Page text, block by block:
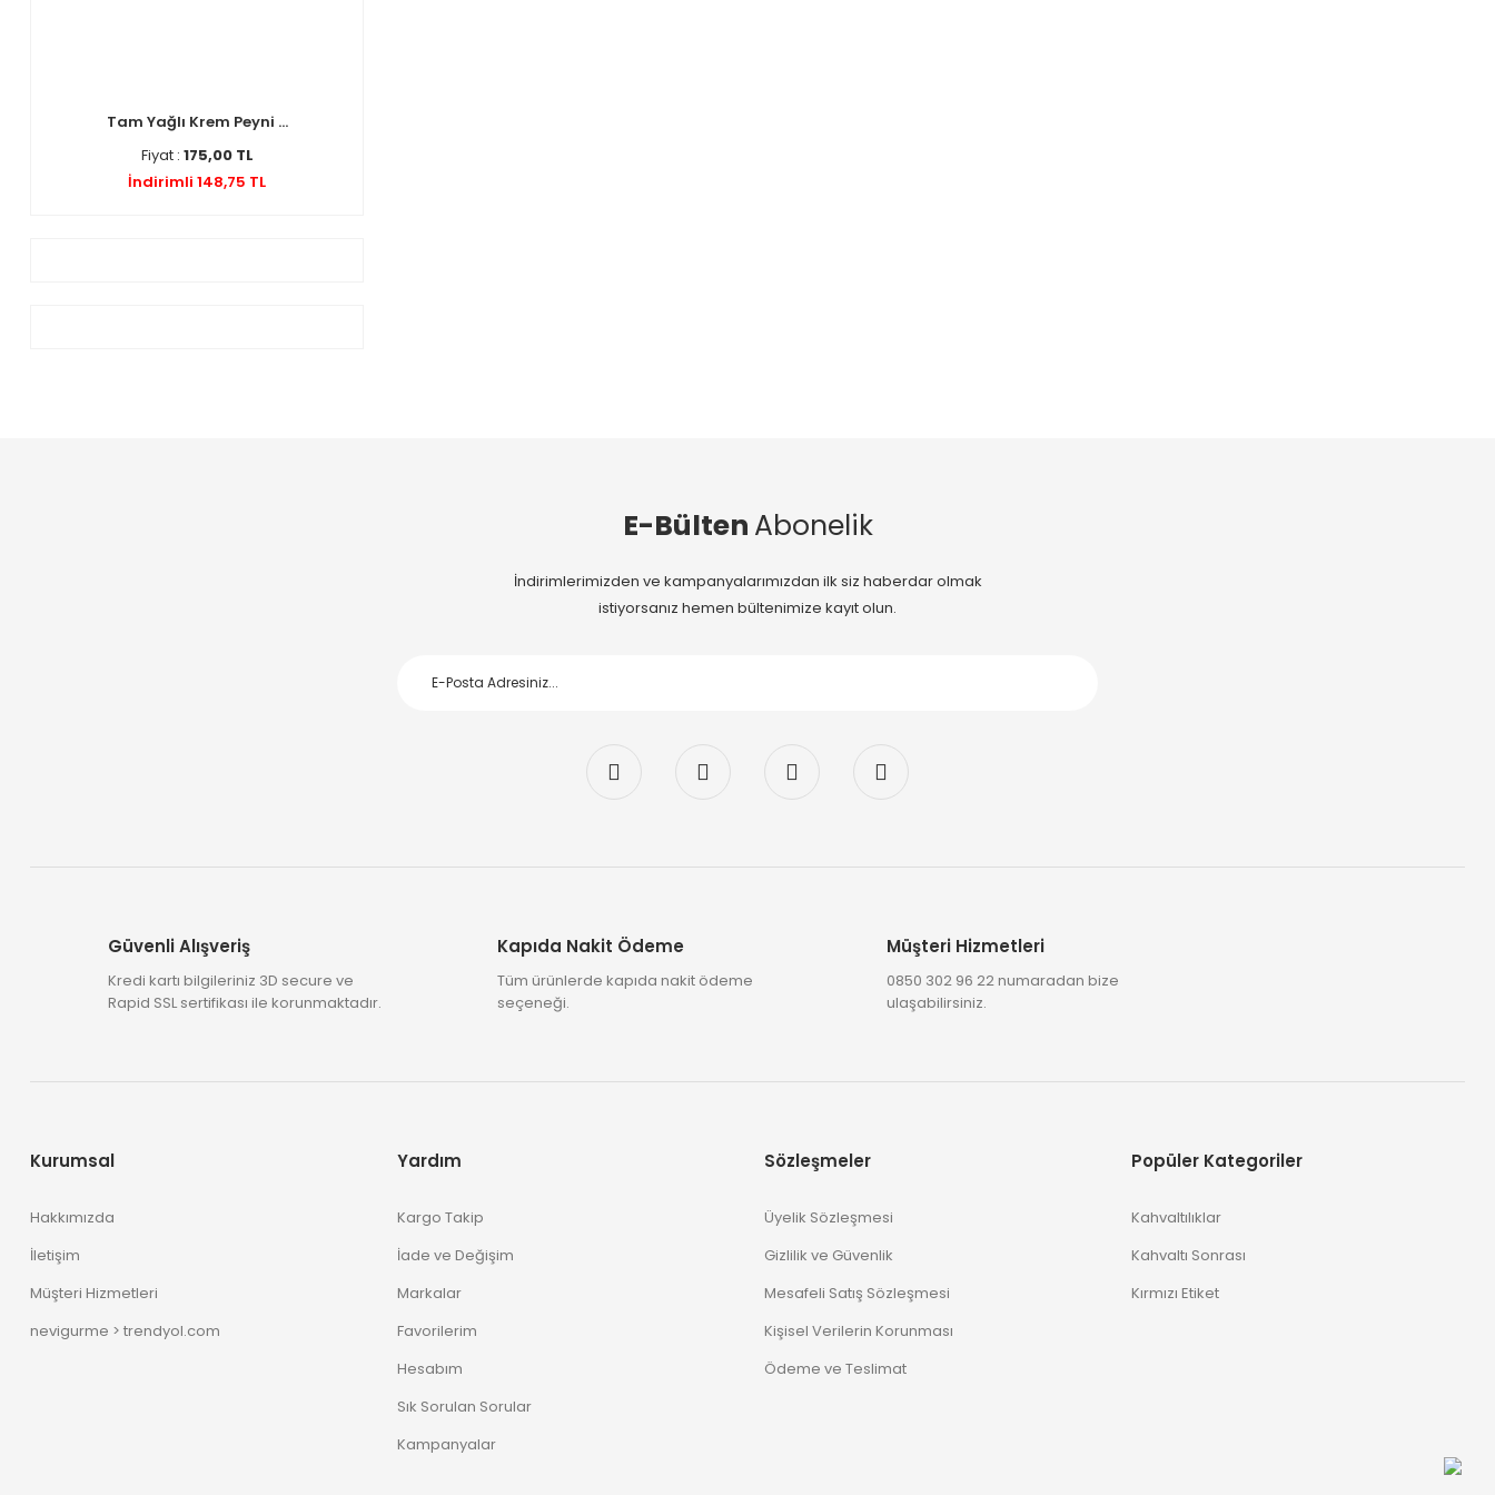
Tam Yağlı Krem Peyni ...
Fiyat : 175,00 TL
İndirimli 148,75 TL
E-Bülten Abonelik
İndirimlerimizden ve kampanyalarımızdan ilk siz haberdar olmak
istiyorsanız hemen bültenimize kayıt olun.
Güvenli Alışveriş
Kredi kartı bilgileriniz 3D secure ve
Rapid SSL sertifikası ile korunmaktadır.
Kapıda Nakit Ödeme
Tüm ürünlerde kapıda nakit ödeme
seçeneği.
Müşteri Hizmetleri
0850 302 96 22 numaradan bize
ulaşabilirsiniz.
Kurumsal
Hakkımızda
İletişim
Müşteri Hizmetleri
nevigurme > trendyol.com
Yardım
Kargo Takip
İade ve Değişim
Markalar
Favorilerim
Hesabım
Sık Sorulan Sorular
Kampanyalar
Sözleşmeler
Üyelik Sözleşmesi
Gizlilik ve Güvenlik
Mesafeli Satış Sözleşmesi
Kişisel Verilerin Korunması
Ödeme ve Teslimat
Popüler Kategoriler
Kahvaltılıklar
Kahvaltı Sonrası
Kırmızı Etiket